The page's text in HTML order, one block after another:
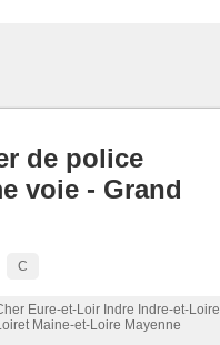
de police
voie - Grand
C
Eure-et-Loir Indre Indre-et-Loire
Maine-et-Loire Mayenne